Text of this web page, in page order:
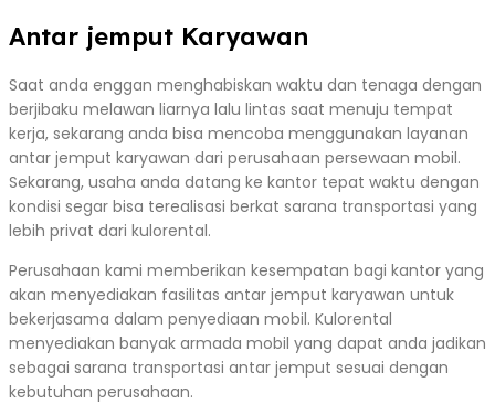
Antar jemput Karyawan
Saat anda enggan menghabiskan waktu dan tenaga dengan
berjibaku melawan liarnya lalu lintas saat menuju tempat
kerja, sekarang anda bisa mencoba menggunakan layanan
antar jemput karyawan dari perusahaan persewaan mobil.
Sekarang, usaha anda datang ke kantor tepat waktu dengan
kondisi segar bisa terealisasi berkat sarana transportasi yang
lebih privat dari kulorental.
Perusahaan kami memberikan kesempatan bagi kantor yang
akan menyediakan fasilitas antar jemput karyawan untuk
bekerjasama dalam penyediaan mobil. Kulorental
menyediakan banyak armada mobil yang dapat anda jadikan
sebagai sarana transportasi antar jemput sesuai dengan
kebutuhan perusahaan.